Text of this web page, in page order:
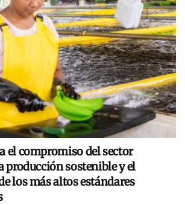
el compromiso del sector
producción sostenible y el
los más altos estándares